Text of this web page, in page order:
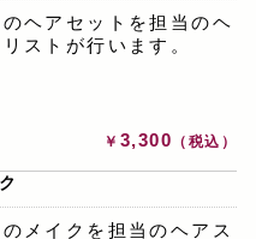
ヘアセットを担当のヘ
ストが行います。
￥ 3,300 （税込）
メイクを担当のヘアス